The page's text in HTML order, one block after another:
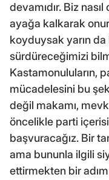
devamıdır. Biz
ayağa kalkarak
koyduysak yarın da
sürdüreceğimizi
Kastamonuluların,
mücadelesini bu
değil makamı,
öncelikle parti
başvuracağız. Bir
ama bununla ilgili
ettirmekten bir